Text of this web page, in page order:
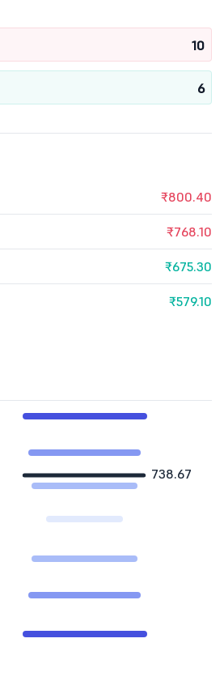
10
6
₹800.40
₹768.10
₹675.30
₹579.10
738.67